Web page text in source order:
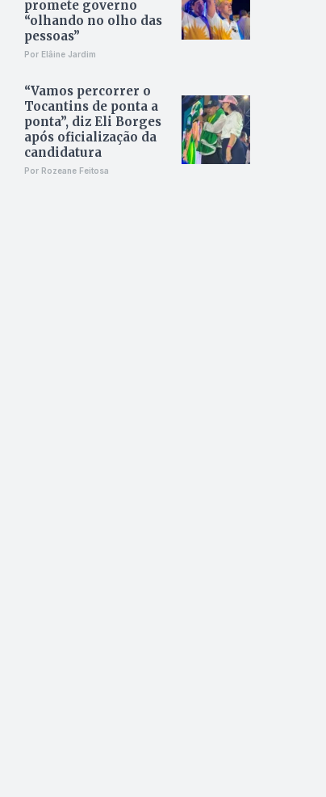
promete governo
“olhando no olho das
pessoas”
Por Elâine Jardim
“Vamos percorrer o
Tocantins de ponta a
ponta”, diz Eli Borges
após oficialização da
candidatura
Por Rozeane Feitosa